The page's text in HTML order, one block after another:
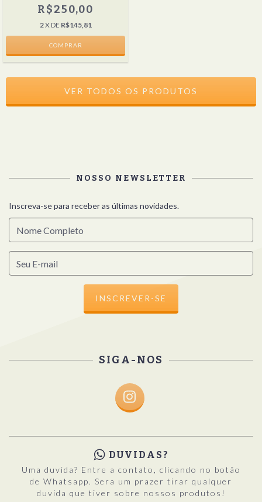
R$250,00
2X DE R$145,81
VER TODOS OS PRODUTOS
NOSSO NEWSLETTER
Inscreva-se para receber as últimas novidades.
SIGA-NOS
DUVIDAS?
Uma duvida? Entre a contato, clicando no botão
de Whatsapp. Sera um prazer tirar qualquer
duvida que tiver sobre nossos produtos!